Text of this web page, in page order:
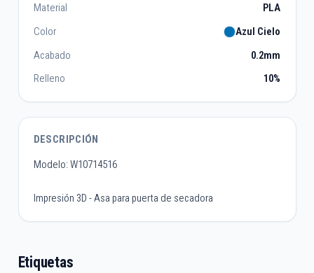
Material
PLA
Color
Azul Cielo
Acabado
0.2mm
Relleno
10%
DESCRIPCIÓN
Modelo: W10714516
Impresión 3D - Asa para puerta de secadora
Etiquetas